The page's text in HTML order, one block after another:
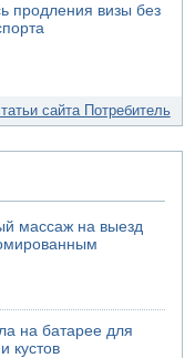
продления визы без
сайта Потребитель
массаж на выезд
на батарее для
кустов